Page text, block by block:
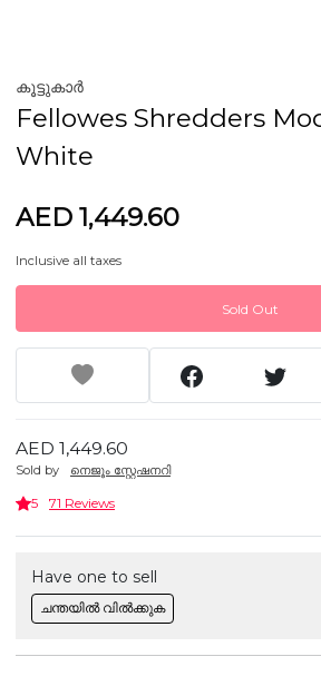
കൂട്ടുകാർ
Fellowes Shredders
White
AED 1,449.60
Inclusive all taxes
Sold Out
AED 1,449.60
Sold by നെജൂം സ്റ്റേഷനറി
5 71 Reviews
Have one to sell
ചന്തയിൽ വിൽക്കുക